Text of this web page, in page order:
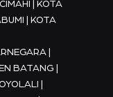
| KOTA
| KOTA
|
BATANG |
|